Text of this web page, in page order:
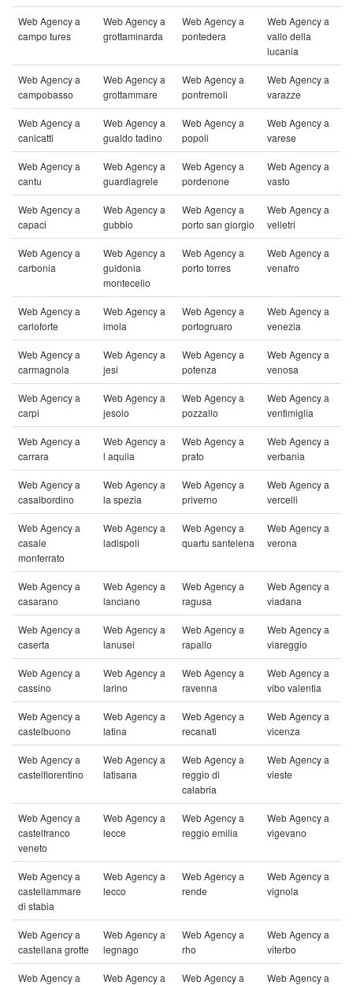
Web Agency a
campo tures
Web Agency a
grottaminarda
Web Agency a
pontedera
Web Agency a
vallo della
lucania
Web Agency a
campobasso
Web Agency a
grottammare
Web Agency a
pontremoli
Web Agency a
varazze
Web Agency a
canicatti
Web Agency a
gualdo tadino
Web Agency a
popoli
Web Agency a
varese
Web Agency a
cantu
Web Agency a
guardiagrele
Web Agency a
pordenone
Web Agency a
vasto
Web Agency a
capaci
Web Agency a
gubbio
Web Agency a
porto san giorgio
Web Agency a
velletri
Web Agency a
carbonia
Web Agency a
guidonia
montecelio
Web Agency a
porto torres
Web Agency a
venafro
Web Agency a
carloforte
Web Agency a
imola
Web Agency a
portogruaro
Web Agency a
venezia
Web Agency a
carmagnola
Web Agency a
jesi
Web Agency a
potenza
Web Agency a
venosa
Web Agency a
carpi
Web Agency a
jesolo
Web Agency a
pozzallo
Web Agency a
ventimiglia
Web Agency a
carrara
Web Agency a
l aquila
Web Agency a
prato
Web Agency a
verbania
Web Agency a
casalbordino
Web Agency a
la spezia
Web Agency a
priverno
Web Agency a
vercelli
Web Agency a
casale
monferrato
Web Agency a
ladispoli
Web Agency a
quartu santelena
Web Agency a
verona
Web Agency a
casarano
Web Agency a
lanciano
Web Agency a
ragusa
Web Agency a
viadana
Web Agency a
caserta
Web Agency a
lanusei
Web Agency a
rapallo
Web Agency a
viareggio
Web Agency a
cassino
Web Agency a
larino
Web Agency a
ravenna
Web Agency a
vibo valentia
Web Agency a
castelbuono
Web Agency a
latina
Web Agency a
recanati
Web Agency a
vicenza
Web Agency a
castelfiorentino
Web Agency a
latisana
Web Agency a
reggio di
calabria
Web Agency a
vieste
Web Agency a
castelfranco
veneto
Web Agency a
lecce
Web Agency a
reggio emilia
Web Agency a
vigevano
Web Agency a
castellammare
di stabia
Web Agency a
lecco
Web Agency a
rende
Web Agency a
vignola
Web Agency a
castellana grotte
Web Agency a
legnago
Web Agency a
rho
Web Agency a
viterbo
Web Agency a
Web Agency a
Web Agency a
Web Agency a